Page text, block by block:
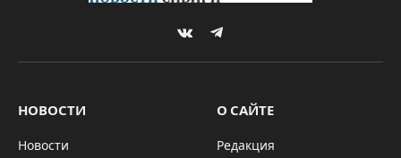
VKontakteTelegram
НОВОСТИ
Новости
О САЙТЕ
Редакция